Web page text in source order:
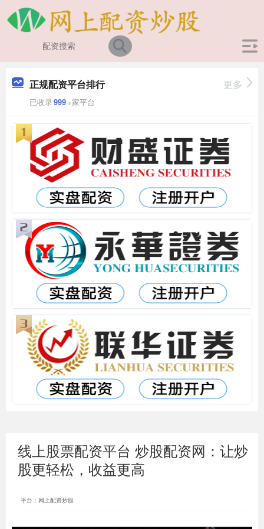
正规配资平台排行
已收录999+家平台
更多
线上股票配资平台 炒股配资网：让炒
股更轻松，收益更高
平台：网上配资炒股